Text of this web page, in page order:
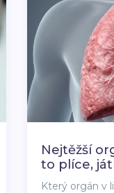
Nejtěžší
to plíce,
Který orgán v